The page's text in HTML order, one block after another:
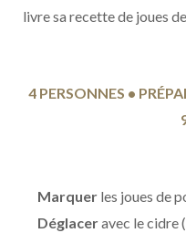
livre sa recette de joues
4 PERSONNES •
Marquer les joues de
Déglaceravec le cidre